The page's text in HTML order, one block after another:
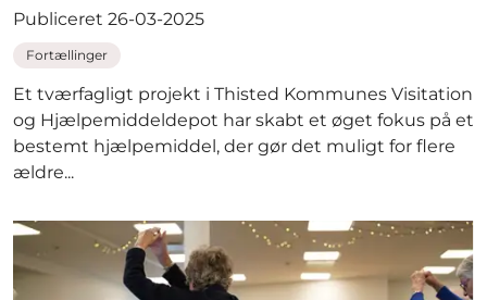
Publiceret 26-03-2025
Fortællinger
Et tværfagligt projekt i Thisted Kommunes Visitation
og Hjælpemiddeldepot har skabt et øget fokus på et
bestemt hjælpemiddel, der gør det muligt for flere
ældre...